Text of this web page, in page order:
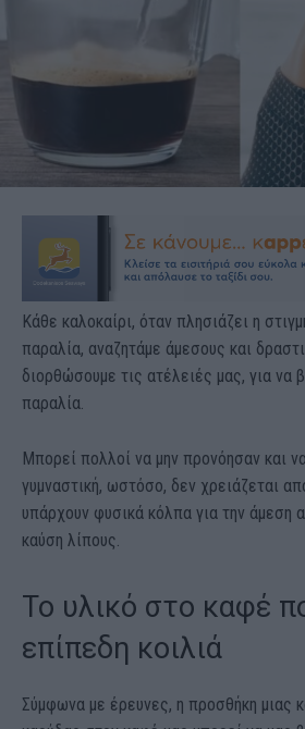
Κάθε καλοκαίρι, όταν πλησιάζει η
παραλία, αναζητάμε άμεσους και
διορθώσουμε τις ατέλειές μας, για να
παραλία.
Μπορεί πολλοί να μην προνόησαν και
γυμναστική, ωστόσο, δεν χρειάζεται
υπάρχουν φυσικά κόλπα για την άμεση
καύση λίπους.
Το υλικό στο καφέ
επίπεδη κοιλιά
Σύμφωνα με έρευνες, η προσθήκη μιας